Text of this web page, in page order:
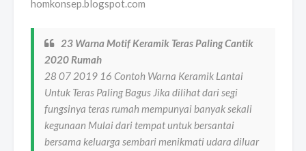
homkonsep.blogspot.com
23 Warna Motif Keramik Teras Paling Cantik
2020 Rumah
28 07 2019 16 Contoh Warna Keramik Lantai
Untuk Teras Paling Bagus Jika dilihat dari segi
fungsinya teras rumah mempunyai banyak sekali
kegunaan Mulai dari tempat untuk bersantai
bersama keluarga sembari menikmati udara diluar